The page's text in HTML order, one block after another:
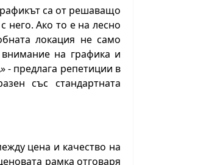
са от решаващо
него. Ако то е на лесно
локация не само
на графика и
- предлага репетиции в
със стандартната
цена и качество на
рамка отговаря